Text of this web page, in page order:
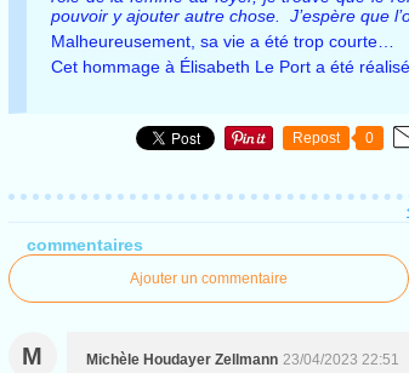
pouvoir y ajouter autre chose. J’espère que
Malheureusement, sa vie a été trop courte…
Cet hommage à Élisabeth Le Port a été
Repost 0
commentaires
Ajouter un commentaire
M Michèle Houdayer Zellmann 23/04/2023 22:51